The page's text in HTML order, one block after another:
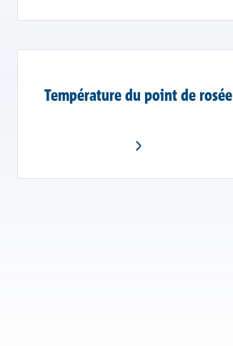
Température du point de rosée